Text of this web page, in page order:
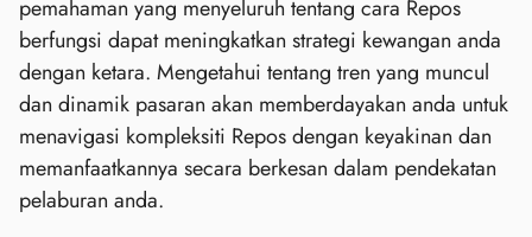
pemahaman yang menyeluruh tentang cara Repos
berfungsi dapat meningkatkan strategi kewangan anda
dengan ketara. Mengetahui tentang tren yang muncul
dan dinamik pasaran akan memberdayakan anda untuk
menavigasi kompleksiti Repos dengan keyakinan dan
memanfaatkannya secara berkesan dalam pendekatan
pelaburan anda.